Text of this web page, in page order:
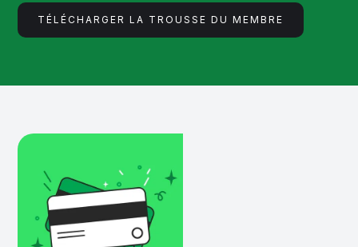
TÉLÉCHARGER LA TROUSSE DU MEMBRE